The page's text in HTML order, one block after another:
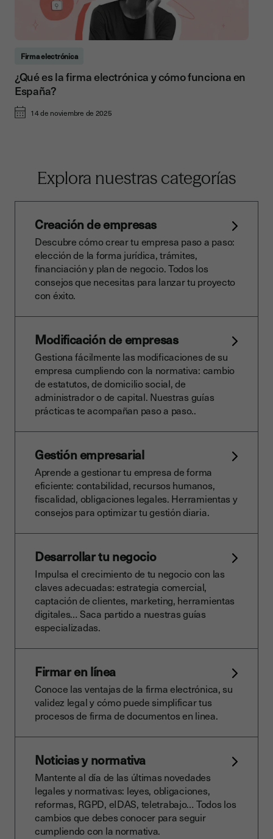
Firma electrónica
¿Qué es la firma electrónica y cómo funciona en
España?
14 de noviembre de 2025
Explora nuestras categorías
Creación de empresas
Descubre cómo crear tu empresa paso a paso:
elección de la forma jurídica, trámites,
financiación y plan de negocio. Todos los
consejos que necesitas para lanzar tu proyecto
con éxito.
Modificación de empresas
Gestiona fácilmente las modificaciones de su
empresa cumpliendo con la normativa: cambio
de estatutos, de domicilio social, de
administrador o de capital. Nuestras guías
prácticas te acompañan paso a paso..
Gestión empresarial
Aprende a gestionar tu empresa de forma
eficiente: contabilidad, recursos humanos,
fiscalidad, obligaciones legales. Herramientas y
consejos para optimizar tu gestión diaria.
Desarrollar tu negocio
Impulsa el crecimiento de tu negocio con las
claves adecuadas: estrategia comercial,
captación de clientes, marketing, herramientas
digitales… Saca partido a nuestras guías
especializadas.
Firmar en línea
Conoce las ventajas de la firma electrónica, su
validez legal y cómo puede simplificar tus
procesos de firma de documentos en linea.
Noticias y normativa
Mantente al día de las últimas novedades
legales y normativas: leyes, obligaciones,
reformas, RGPD, eIDAS, teletrabajo… Todos los
cambios que debes conocer para seguir
cumpliendo con la normativa.